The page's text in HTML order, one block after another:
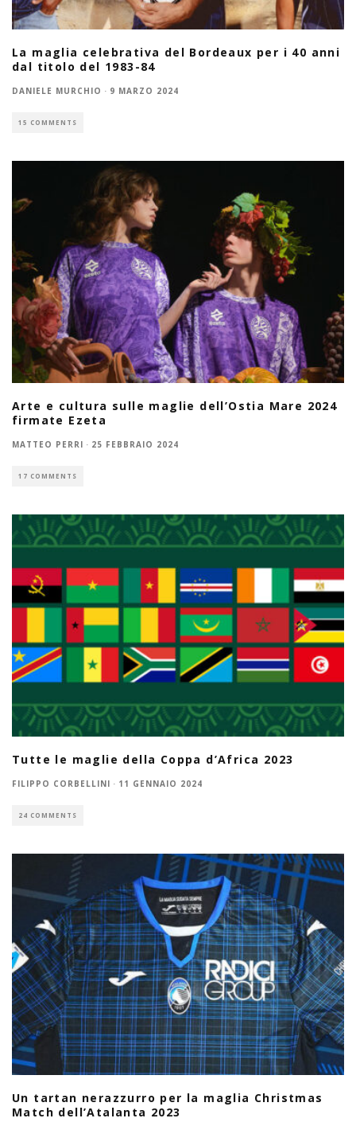
La maglia celebrativa del Bordeaux per i 40 anni
dal titolo del 1983-84
DANIELE MURCHIO · 9 MARZO 2024
15 COMMENTS
Arte e cultura sulle maglie dell’Ostia Mare 2024
firmate Ezeta
MATTEO PERRI · 25 FEBBRAIO 2024
17 COMMENTS
Tutte le maglie della Coppa d’Africa 2023
FILIPPO CORBELLINI · 11 GENNAIO 2024
24 COMMENTS
Un tartan nerazzurro per la maglia Christmas
Match dell’Atalanta 2023